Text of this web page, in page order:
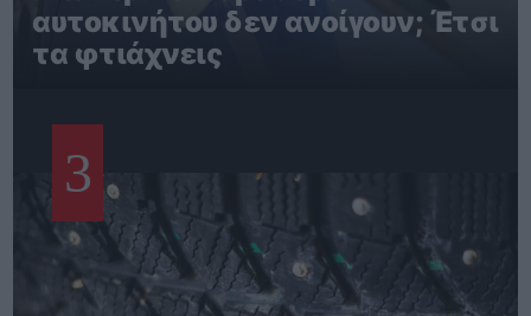
αυτοκινήτου δεν ανοίγουν; Έτσι
τα φτιάχνεις
3